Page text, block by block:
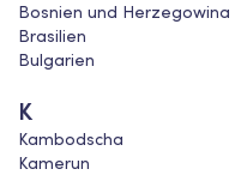
Bosnien und Herzegowina
Brasilien
Bulgarien
K
Kambodscha
Kamerun